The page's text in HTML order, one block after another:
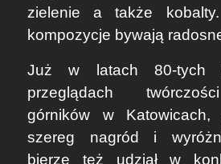
zielenie a także
kompozycje bywają
Już w latach 80-tych
przeglądach
górników w Katowicach,
szereg nagród i
bierze też udział w